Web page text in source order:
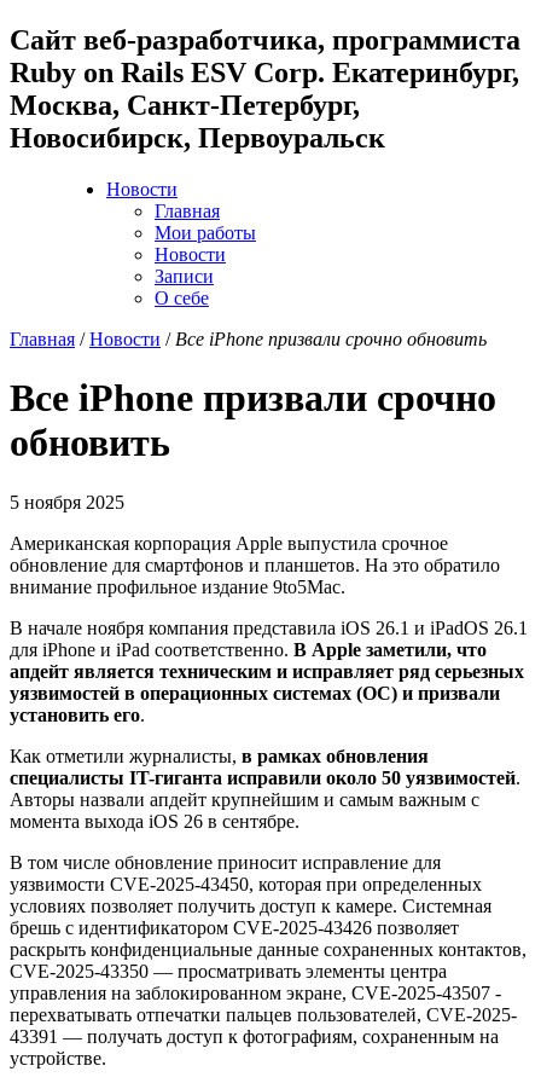
Cайт веб-разработчика, программиста
Ruby on Rails ESV Corp. Екатеринбург,
Москва, Санкт-Петербург,
Новосибирск, Первоуральск
Новости
Главная
Мои работы
Новости
Записи
О себе
Главная /Новости / Все iPhone призвали срочно обновить
Все iPhone призвали срочно
обновить
5 ноября 2025
Американская корпорация Apple выпустила срочное
обновление для смартфонов и планшетов. На это обратило
внимание профильное издание 9to5Mac.
В начале ноября компания представила iOS 26.1 и iPadOS 26.1
для iPhone и iPad соответственно. В Apple заметили, что
апдейт является техническим и исправляет ряд серьезных
уязвимостей в операционных системах (ОС) и призвали
установить его.
Как отметили журналисты, в рамках обновления
специалисты IT-гиганта исправили около 50 уязвимостей.
Авторы назвали апдейт крупнейшим и самым важным с
момента выхода iOS 26 в сентябре.
В том числе обновление приносит исправление для
уязвимости CVE-2025-43450, которая при определенных
условиях позволяет получить доступ к камере. Системная
брешь с идентификатором CVE-2025-43426 позволяет
раскрыть конфиденциальные данные сохраненных контактов,
CVE-2025-43350 — просматривать элементы центра
управления на заблокированном экране, CVE-2025-43507 -
перехватывать отпечатки пальцев пользователей, CVE-2025-
43391 — получать доступ к фотографиям, сохраненным на
устройстве.